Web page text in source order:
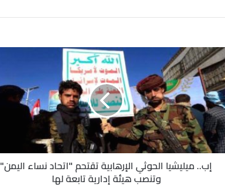
إب.. ميليشيا الحوثي الإرهابية تقتحم "اتحاد نساء اليمن"
وتنصب هيئة إدارية تابعة لها